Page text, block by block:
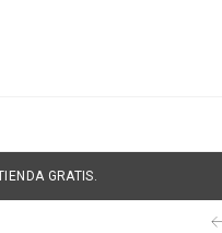
GRATIS.